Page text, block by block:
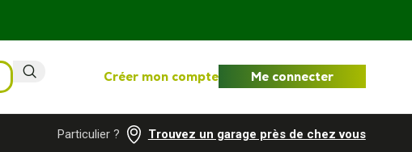
Créer mon compte Me connecter
Particulier ? Trouvez un garage près de chez vous